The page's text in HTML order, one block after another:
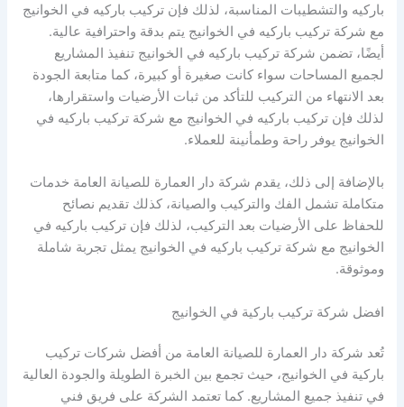
باركيه والتشطيبات المناسبة، لذلك فإن تركيب باركيه في الخوانيج
مع شركة تركيب باركيه في الخوانيج يتم بدقة واحترافية عالية.
أيضًا، تضمن شركة تركيب باركيه في الخوانيج تنفيذ المشاريع
لجميع المساحات سواء كانت صغيرة أو كبيرة، كما متابعة الجودة
بعد الانتهاء من التركيب للتأكد من ثبات الأرضيات واستقرارها،
لذلك فإن تركيب باركيه في الخوانيج مع شركة تركيب باركيه في
الخوانيج يوفر راحة وطمأنينة للعملاء.
بالإضافة إلى ذلك، يقدم شركة دار العمارة للصيانة العامة خدمات
متكاملة تشمل الفك والتركيب والصيانة، كذلك تقديم نصائح
للحفاظ على الأرضيات بعد التركيب، لذلك فإن تركيب باركيه في
الخوانيج مع شركة تركيب باركيه في الخوانيج يمثل تجربة شاملة
وموثوقة.
افضل شركة تركيب باركية في الخوانيج
تُعد شركة دار العمارة للصيانة العامة من أفضل شركات تركيب
باركية في الخوانيج، حيث تجمع بين الخبرة الطويلة والجودة العالية
في تنفيذ جميع المشاريع. كما تعتمد الشركة على فريق فني